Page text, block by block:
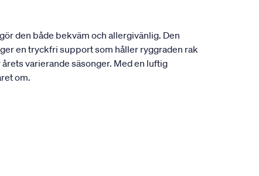
den både bekväm och allergivänlig. Den
en tryckfri support som håller ryggraden rak
varierande säsonger. Med en luftig
om.